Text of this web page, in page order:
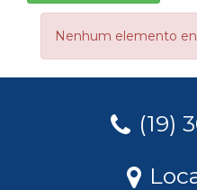
Nenhum elemento
(19)